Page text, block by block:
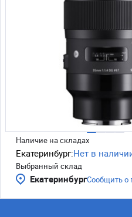
Наличие на складах
Екатеринбург:Нет в
Выбранный склад
ЕкатеринбургСообщить о